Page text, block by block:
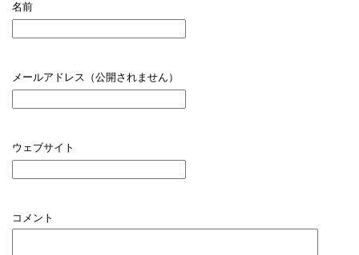
名前
メールアドレス（公開されません）
ウェブサイト
コメント